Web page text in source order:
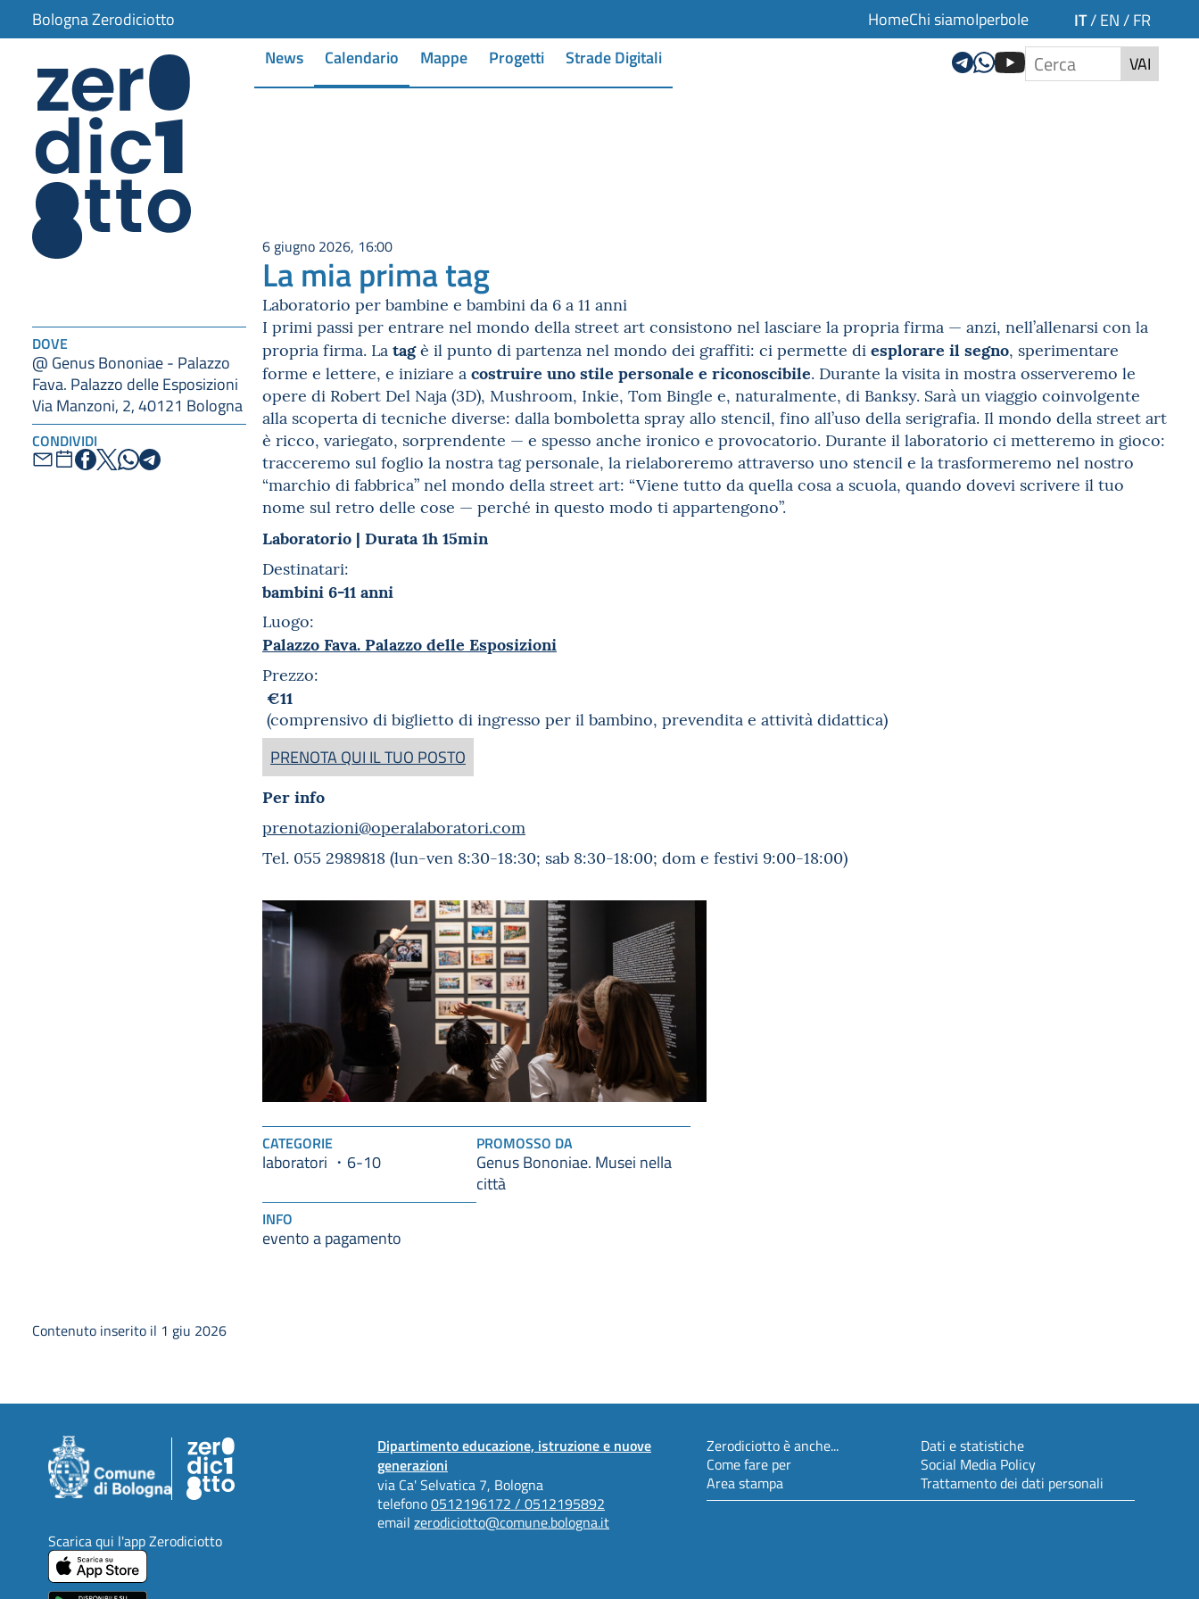
Bologna Zerodiciotto HomeChi siamoIperbole IT/ EN / FR
News Calendario Mappe Progetti Strade Digitali VAI
DOVE
@ Genus Bononiae - Palazzo
Fava. Palazzo delle Esposizioni
Via Manzoni, 2, 40121 Bologna
CONDIVIDI
6 giugno 2026, 16:00
La mia prima tag
Laboratorio per bambine e bambini da 6 a 11 anni
I primi passi per entrare nel mondo della street art consistono nel lasciare la propria firma — anzi, nell’allenarsi con la
propria firma. La tagè il punto di partenza nel mondo dei graffiti: ci permette di esplorare il segno, sperimentare
forme e lettere, e iniziare a costruire uno stile personale e riconoscibile. Durante la visita in mostra osserveremo le
opere di Robert Del Naja (3D), Mushroom, Inkie, Tom Bingle e, naturalmente, di Banksy. Sarà un viaggio coinvolgente
alla scoperta di tecniche diverse: dalla bomboletta spray allo stencil, fino all’uso della serigrafia. Il mondo della street art
è ricco, variegato, sorprendente — e spesso anche ironico e provocatorio. Durante il laboratorio ci metteremo in gioco:
tracceremo sul foglio la nostra tag personale, la rielaboreremo attraverso uno stencil e la trasformeremo nel nostro
“marchio di fabbrica” nel mondo della street art: “Viene tutto da quella cosa a scuola, quando dovevi scrivere il tuo
nome sul retro delle cose — perché in questo modo ti appartengono”.
Laboratorio | Durata 1h 15min
Destinatari:
bambini 6-11 anni
Luogo:
Palazzo Fava. Palazzo delle Esposizioni
Prezzo:
€11
(comprensivo di biglietto di ingresso per il bambino, prevendita e attività didattica)
PRENOTA QUI IL TUO POSTO
Per info
prenotazioni@operalaboratori.com
Tel. 055 2989818 (lun-ven 8:30-18:30; sab 8:30-18:00; dom e festivi 9:00-18:00)
CATEGORIE
laboratori 6-10
PROMOSSO DA
Genus Bononiae. Musei nella
città
INFO
evento a pagamento
Contenuto inserito il 1 giu 2026
Dipartimento educazione, istruzione e nuove
generazioni
via Ca' Selvatica 7, Bologna
telefono0512196172 / 0512195892
email zerodiciotto@comune.bologna.it
Zerodiciotto è anche...
Come fare per
Area stampa
Dati e statistiche
Social Media Policy
Trattamento dei dati personali
Scarica qui l'app Zerodiciotto